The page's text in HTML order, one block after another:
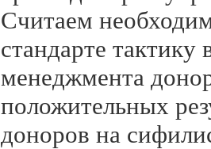
Считаем
стандарте
менеджмента
положительных
доноров на